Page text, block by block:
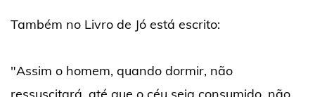
Também no Livro de Jó está escrito:
"Assim o homem, quando dormir, não